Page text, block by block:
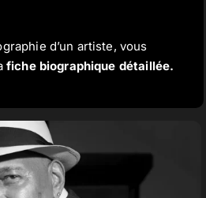
d’un artiste, vous
fiche biographique détaillée.